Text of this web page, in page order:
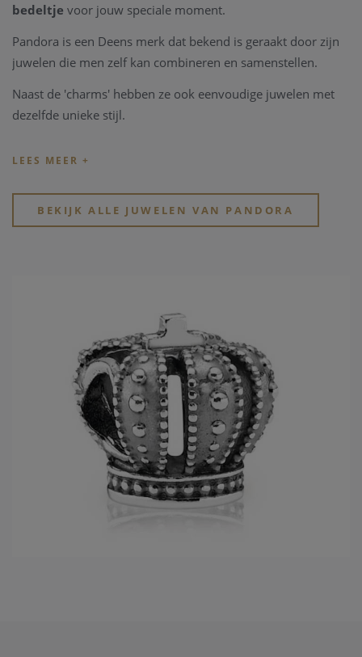
bedeltje voor jouw speciale moment.
Pandora is een Deens merk dat bekend is geraakt door zijn
juwelen die men zelf kan combineren en samenstellen.
Naast de 'charms' hebben ze ook eenvoudige juwelen met
dezelfde unieke stijl.
collectie zonder rekening te houden met de bestaande
BEKIJK ALLE JUWELEN VAN PANDORA